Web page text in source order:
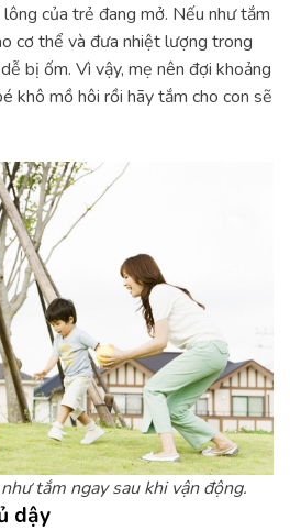
lông của trẻ đang mở. Nếu như tắm
cơ thể và đưa nhiệt lượng trong
bị ốm. Vì vậy, mẹ nên đợi khoảng
khô mồ hôi rồi hãy tắm cho con sẽ
tắm ngay sau khi vận động.
dậy